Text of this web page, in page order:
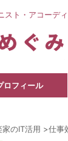
スト・アコーデ
ロフィール
家のIT活用 >仕事